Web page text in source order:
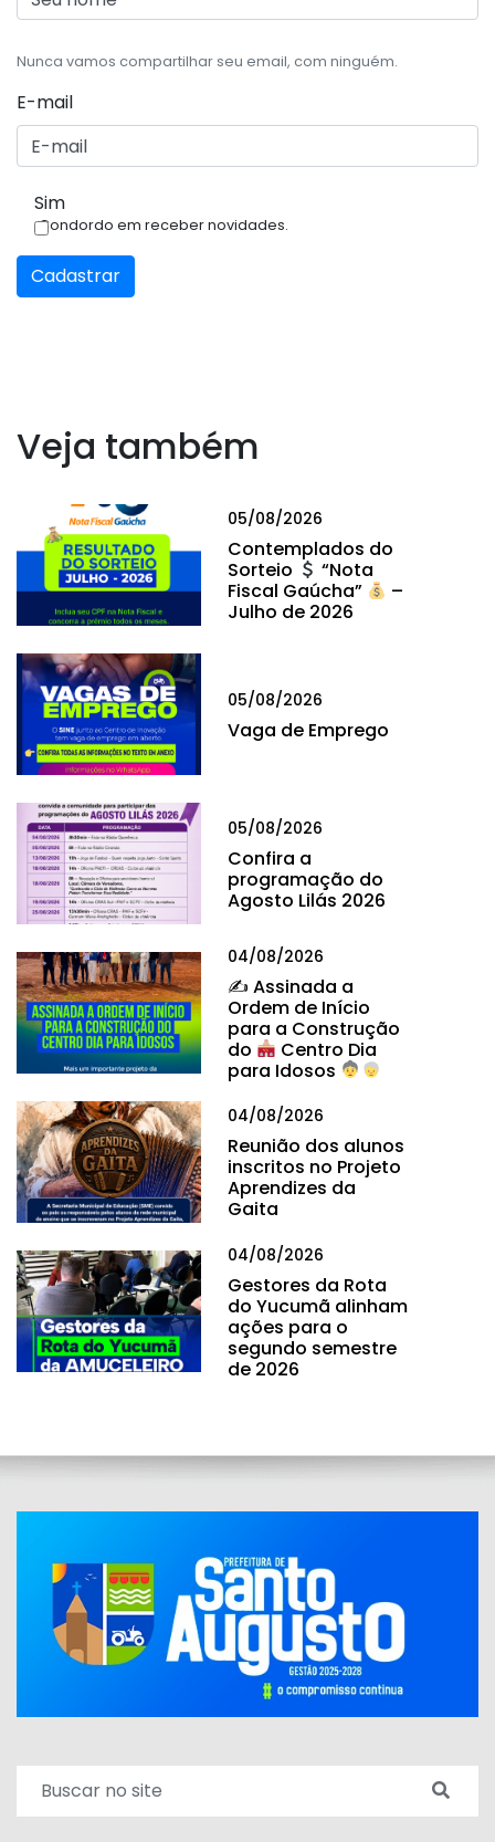
Nunca vamos compartilhar seu email, com ninguém.
E-mail
Sim
Condordo em receber novidades.
Cadastrar
Veja também
05/08/2026
Contemplados do
Sorteio
“Nota
Fiscal Gaúcha”
–
Julho de 2026
05/08/2026
Vaga de Emprego
05/08/2026
Confira a
programação do
Agosto Lilás 2026
04/08/2026
✍ Assinada a
Ordem de Início
para a Construção
do
Centro Dia
para Idosos
04/08/2026
Reunião dos alunos
inscritos no Projeto
Aprendizes da
Gaita
04/08/2026
Gestores da Rota
do Yucumã alinham
ações para o
segundo semestre
de 2026